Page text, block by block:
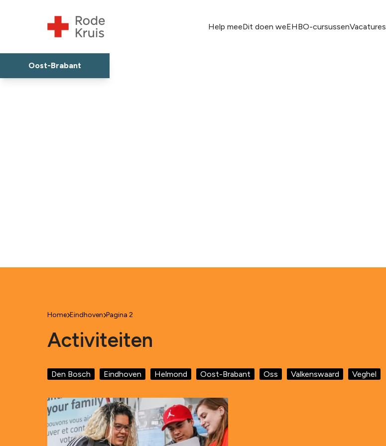
Help meeDit doen weEHBO-cursussenVacatures
Oost-Brabant
Home Eindhoven Pagina 2
Activiteiten
Den Bosch Eindhoven Helmond Oost-Brabant Oss Valkenswaard Veghel